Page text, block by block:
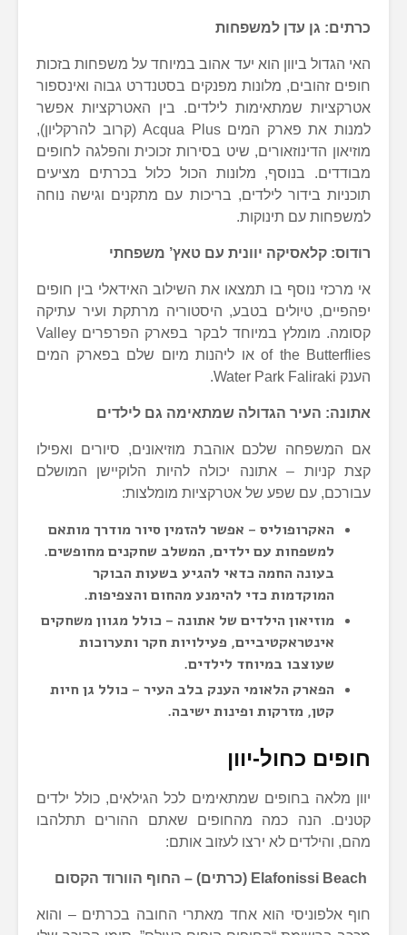
כרתים: גן עדן למשפחות
האי הגדול ביוון הוא יעד אהוב במיוחד על משפחות בזכות
חופים זהובים, מלונות מפנקים בסטנדרט גבוה ואינספור
אטרקציות שמתאימות לילדים. בין האטרקציות אפשר
למנות את פארק המים Acqua Plus (קרוב להרקליון),
מוזיאון הדינוזאורים, שיט בסירות זכוכית והפלגה לחופים
מבודדים. בנוסף, מלונות הכול כלול בכרתים מציעים
תוכניות בידור לילדים, בריכות עם מתקנים וגישה נוחה
למשפחות עם תינוקות.
רודוס: קלאסיקה יוונית עם טאץ’ משפחתי
אי מרכזי נוסף בו תמצאו את השילוב האידאלי בין חופים
יפהפיים, טיולים בטבע, היסטוריה מרתקת ועיר עתיקה
קסומה. מומלץ במיוחד לבקר בפארק הפרפרים Valley
of the Butterflies או ליהנות מיום שלם בפארק המים
הענק Water Park Faliraki.
אתונה: העיר הגדולה שמתאימה גם לילדים
אם המשפחה שלכם אוהבת מוזיאונים, סיורים ואפילו
קצת קניות – אתונה יכולה להיות הלוקיישן המושלם
עבורכם, עם שפע של אטרקציות מומלצות:
האקרופוליס – אפשר להזמין סיור מודרך מותאם
למשפחות עם ילדים, המשלב שחקנים מחופשים.
בעונה החמה כדאי להגיע בשעות הבוקר
המוקדמות כדי להימנע מהחום והצפיפות.
מוזיאון הילדים של אתונה – כולל מגוון משחקים
אינטראקטיביים, פעילויות חקר ותערוכות
שעוצבו במיוחד לילדים.
הפארק הלאומי הענק בלב העיר – כולל גן חיות
קטן, מזרקות ופינות ישיבה.
חופים כחול-יוון
יוון מלאה בחופים שמתאימים לכל הגילאים, כולל ילדים
קטנים. הנה כמה מהחופים שאתם ההורים תתלהבו
מהם, והילדים לא ירצו לעזוב אותם:
חוף אלפוניסי הוא אחד מאתרי החובה בכרתים – והוא